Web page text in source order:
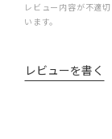
レビュー内容が不適
います。
レビューを書く